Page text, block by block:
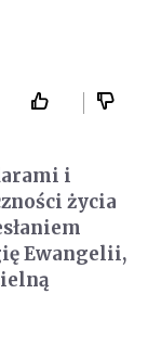
i
życia
Ewangelii,